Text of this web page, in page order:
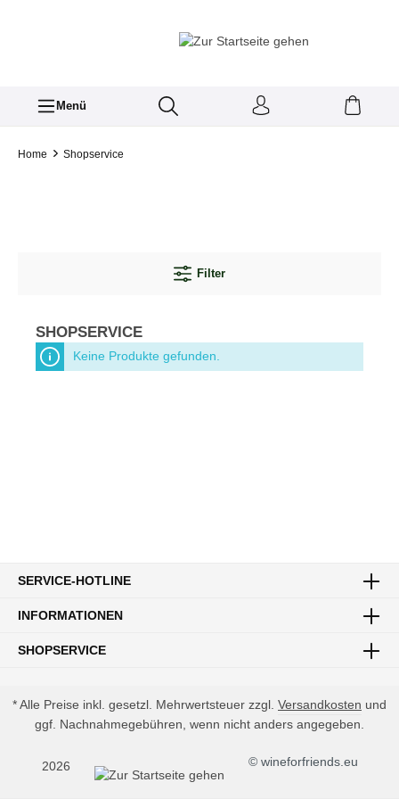
Menü
Home Shopservice
Filter
SHOPSERVICE
Keine Produkte gefunden.
SERVICE-HOTLINE
INFORMATIONEN
SHOPSERVICE
* Alle Preise inkl. gesetzl. Mehrwertsteuer zzgl. Versandkosten und
ggf. Nachnahmegebühren, wenn nicht anders angegeben.
2026 © wineforfriends.eu